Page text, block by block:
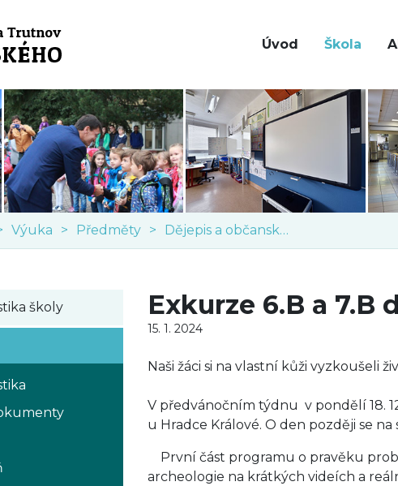
Úvod Škola
Výuka Předměty Dějepis a občanská výchova
školy Exkurze 6.B a 7.B
15. 1. 2024
Naši žáci si na vlastní kůži vyzkoušeli
V předvánočním týdnu v pondělí 18.
u Hradce Králové. O den později se na
První část programu o pravěku
archeologie na krátkých videích a